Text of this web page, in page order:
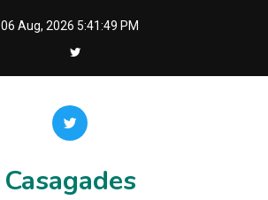
06 Aug, 2026 5:41:49 PM
Casagades